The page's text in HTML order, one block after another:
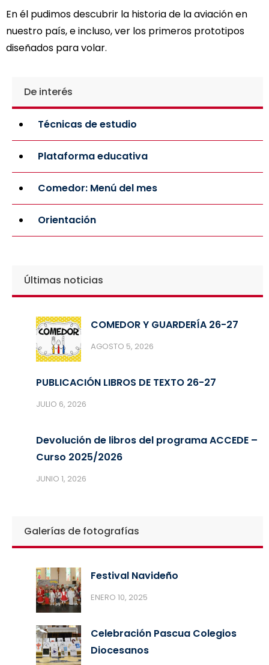
En él pudimos descubrir la historia de la aviación en
nuestro país, e incluso, ver los primeros prototipos
diseñados para volar.
De interés
Técnicas de estudio
Plataforma educativa
Comedor: Menú del mes
Orientación
Últimas noticias
COMEDOR Y GUARDERÍA 26-27
AGOSTO 5, 2026
PUBLICACIÓN LIBROS DE TEXTO 26-27
JULIO 6, 2026
Devolución de libros del programa ACCEDE –
Curso 2025/2026
JUNIO 1, 2026
Galerías de fotografías
Festival Navideño
ENERO 10, 2025
Celebración Pascua Colegios
Diocesanos